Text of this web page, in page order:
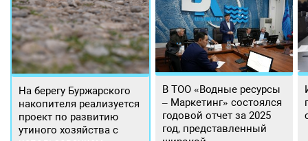
На берегу Буржарского
накопителя реализуется
проект по развитию
утиного хозяйства с
В ТОО «Водные ресурсы
– Маркетинг» состоялся
годовой отчет за 2025
год, представленный